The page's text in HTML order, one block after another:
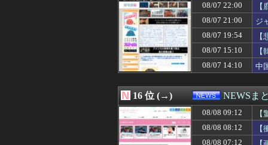
08/07 22:00
08/07 21:00
ジ
08/07 19:54
主
08/07 15:10
08/07 14:10
中
16 位 (→) NEWSま
08/08 09:12
08/08 08:12
08/08 07:12